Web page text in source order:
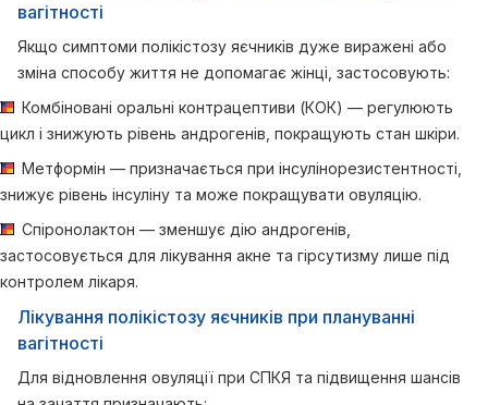
вагітності
Якщо симптоми полікістозу яєчників дуже виражені або
зміна способу життя не допомагає жінці, застосовують:
Комбіновані оральні контрацептиви (КОК) — регулюють
цикл і знижують рівень андрогенів, покращують стан шкіри.
Метформін — призначається при інсулінорезистентності,
знижує рівень інсуліну та може покращувати овуляцію.
Спіронолактон — зменшує дію андрогенів,
застосовується для лікування акне та гірсутизму лише під
контролем лікаря.
Лікування полікістозу яєчників при плануванні
вагітності
Для відновлення овуляції при СПКЯ та підвищення шансів